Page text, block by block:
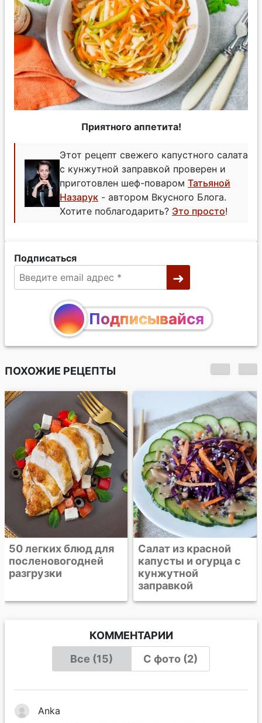
Приятного аппетита!
Этот рецепт свежего капустного салата
с кунжутной заправкой проверен и
приготовлен шеф-поваром Татьяной
Назарук - автором Вкусного Блога.
Хотите поблагодарить? Это просто!
Подписаться
Подписывайся
ПОХОЖИЕ РЕЦЕПТЫ
Салат из красной
капусты и огурца с
кунжутной
Пёстрый овощной
салат с кунжутной
заправкой
КОММЕНТАРИИ
Все (15)
С фото (2)
Anka